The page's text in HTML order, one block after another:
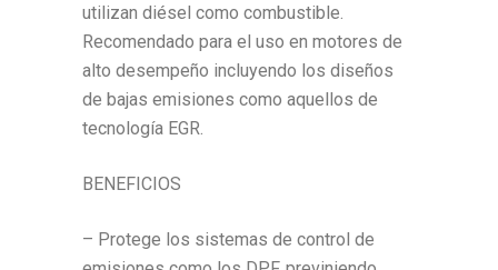
utilizan diésel como combustible.
Recomendado para el uso en motores de
alto desempeño incluyendo los diseños
de bajas emisiones como aquellos de
tecnología EGR.
BENEFICIOS
– Protege los sistemas de control de